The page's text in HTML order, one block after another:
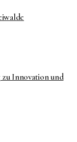
Innovation und